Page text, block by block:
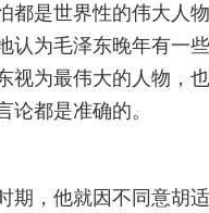
都是世界性的伟大人
认为毛泽东晚年有一
视为最伟大的人物，
论都是准确的。
期，他就因不同意胡